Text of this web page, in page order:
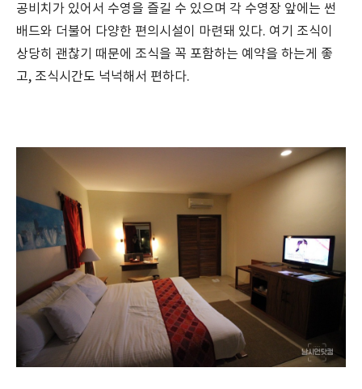
공비치가 있어서 수영을 즐길 수 있으며 각 수영장 앞에는 썬
배드와 더불어 다양한 편의시설이 마련돼 있다. 여기 조식이
상당히 괜찮기 때문에 조식을 꼭 포함하는 예약을 하는게 좋
고, 조식시간도 넉넉해서 편하다.